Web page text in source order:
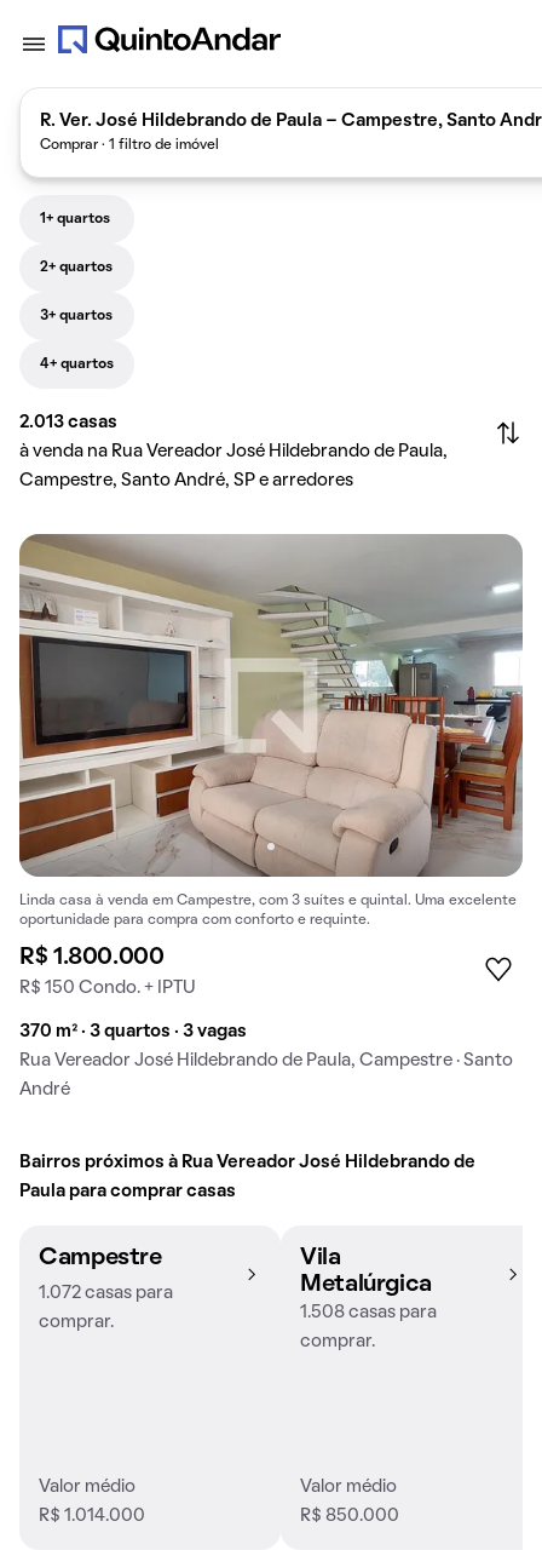
R. Ver. José Hildebrando de Paula - Campestre, Santo
Comprar · 1 filtro de imóvel
1+ quartos
2+ quartos
3+ quartos
4+ quartos
2.013 casas
à venda na Rua Vereador José Hildebrando de Paula,
Campestre, Santo André, SP e arredores
Linda casa à venda em Campestre, com 3 suítes e quintal. Uma excelente
oportunidade para compra com conforto e requinte.
R$ 1.800.000
R$ 150 Condo. + IPTU
370 m² · 3 quartos · 3 vagas
Rua Vereador José Hildebrando de Paula, Campestre · Santo
André
Bairros próximos à Rua Vereador José Hildebrando de
Paula para comprar casas
Campestre
1.072 casas para
comprar.
Valor médio
R$ 1.014.000
Vila
Metalúrgica
1.508 casas para
comprar.
Valor médio
R$ 850.000